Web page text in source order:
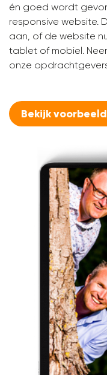
én goed wordt
responsive website.
aan, of de website
tablet of mobiel.
onze
Bekijk